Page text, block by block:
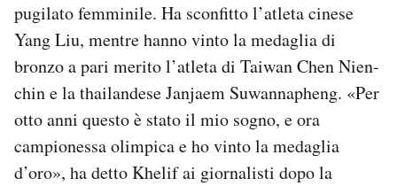
Notifiche mobile
Regala il Post
Hai bisogno di aiuto?
pugilato femminile. Ha sconfitto l’atleta cinese
Yang Liu, mentre hanno vinto la medaglia di
bronzo a pari merito l’atleta di Taiwan Chen Nien-
chin e la thailandese Janjaem Suwannapheng. «Per
otto anni questo è stato il mio sogno, e ora
campionessa olimpica e ho vinto la medaglia
d’oro», ha detto Khelif ai giornalisti dopo la